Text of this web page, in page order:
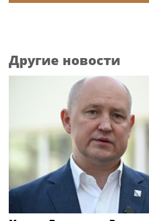
Другие новости